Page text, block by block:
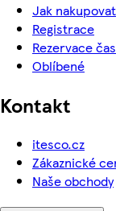
Jak nakupovat
Registrace
Rezervace
Oblíbené
Kontakt
itesco.cz
Zákaznické
Naše obchody